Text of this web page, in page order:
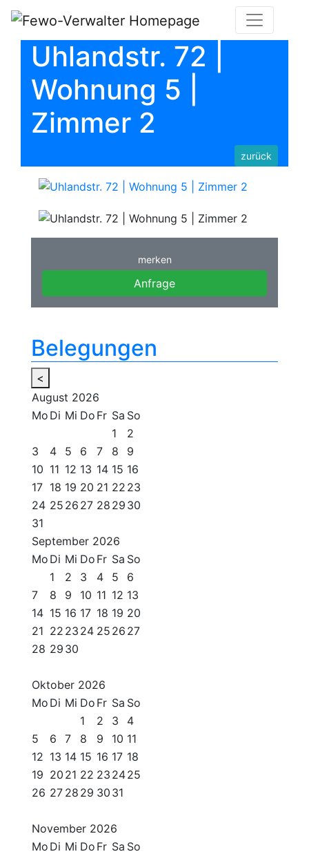
Uhlandstr. 72 |
Wohnung 5 |
Zimmer 2
zurück
merken
Anfrage
Belegungen
<
August 2026
Mo Di Mi Do Fr Sa So
1
2
3
4 5 6 7 8
9
10 11 12 13 14 15 16
17 18 19 20 21 22 23
24 25 26 27 28 29 30
31
September 2026
Mo Di Mi Do Fr Sa So
1
2 3 4 5
6
7
8 9 10 11 12 13
14 15 16 17 18 19 20
21 22 23 24 25 26 27
28 29 30
Oktober 2026
Mo Di Mi Do Fr Sa So
1
2 3
4
5
6 7 8 9 10 11
12 13 14 15 16 17 18
19 20 21 22 23 2425
26 27 28 29 30 31
November 2026
Mo Di Mi Do Fr Sa So